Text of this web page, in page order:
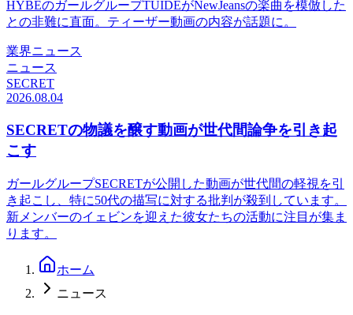
HYBEのガールグループTUIDEがNewJeansの楽曲を模倣した
との非難に直面。ティーザー動画の内容が話題に。
業界ニュース
ニュース
SECRET
2026.08.04
SECRETの物議を醸す動画が世代間論争を引き起
こす
ガールグループSECRETが公開した動画が世代間の軽視を引
き起こし、特に50代の描写に対する批判が殺到しています。
新メンバーのイェビンを迎えた彼女たちの活動に注目が集ま
ります。
ホーム
ニュース